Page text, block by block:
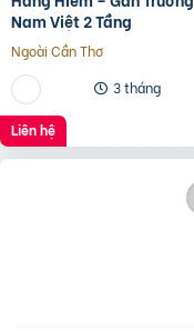
Nam Việt 2 Tầng
Ngoài Cần Thơ
3 tháng
Liên hệ